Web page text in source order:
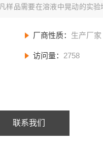
样品需要在溶液中晃动的实验
厂商性质： 生产厂家
访问量： 2758
联系我们